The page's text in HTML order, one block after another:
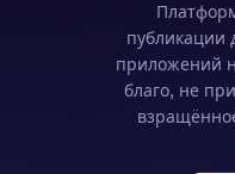
публикации
приложений
благо, не